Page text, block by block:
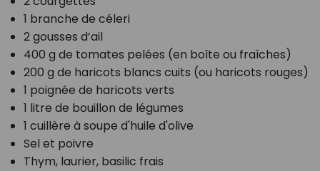
1 branche de céleri
2 gousses d’ail
400 g de tomates pelées (en boîte ou fraîches)
200 g de haricots blancs cuits (ou haricots rouges)
1 poignée de haricots verts
1 litre de bouillon de légumes
1 cuillère à soupe d'huile d'olive
Sel et poivre
Thym, laurier, basilic frais